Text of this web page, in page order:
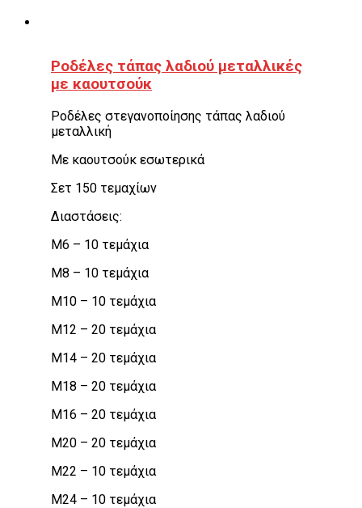
Ροδέλες τάπας λαδιού μεταλλικές
με καουτσούκ
Ροδέλες στεγανοποίησης τάπας λαδιού
μεταλλική
Με καουτσούκ εσωτερικά
Σετ 150 τεμαχίων
Διαστάσεις:
M6 – 10 τεμάχια
M8 – 10 τεμάχια
M10 – 10 τεμάχια
M12 – 20 τεμάχια
M14 – 20 τεμάχια
M18 – 20 τεμάχια
M16 – 20 τεμάχια
M20 – 20 τεμάχια
M22 – 10 τεμάχια
M24 – 10 τεμάχια